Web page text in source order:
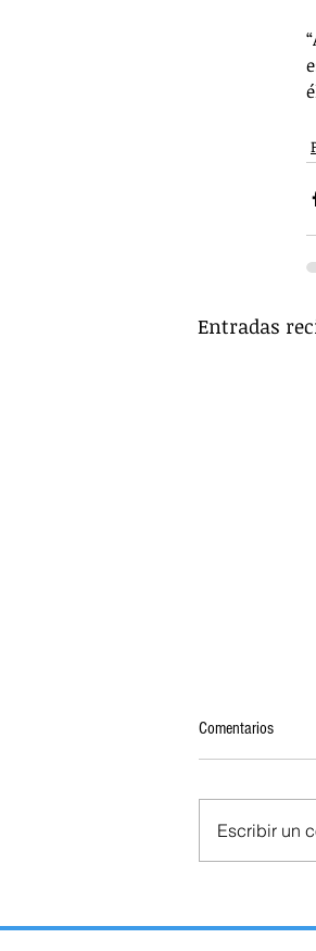
Entradas
Comentarios
Escribir un